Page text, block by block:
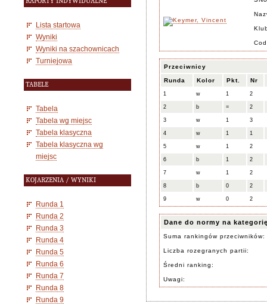
Lista startowa
Wyniki
Wyniki na szachownicach
Turniejowa
TABELE
Tabela
Tabela wg miejsc
Tabela klasyczna
Tabela klasyczna wg
miejsc
KOJARZENIA / WYNIKI
Runda 1
Runda 2
Runda 3
Runda 4
Runda 5
Runda 6
Runda 7
Runda 8
Runda 9
Przeciwnicy
Runda Kolor Pkt. Nr
1 w 1 2
2 b = 2
3 w 1 3
4 w 1 1
5 w 1 2
6 b 1 2
7 w 1 2
8 b 0 2
9 w 0 2
Dane do normy na
Suma rankingów przeciwników:
Liczba rozegranych partii:
Średni ranking:
Uwagi: